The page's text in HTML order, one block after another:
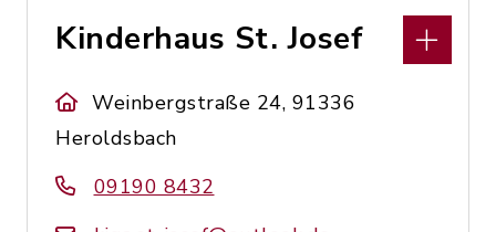
Kinderhaus St. Josef
Weinbergstraße 24, 91336
Heroldsbach
09190 8432